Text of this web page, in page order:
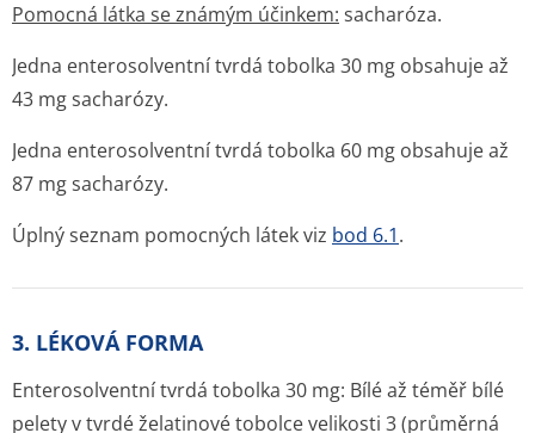
Pomocná látka se známým účinkem: sacharóza.
Jedna enterosolventní tvrdá tobolka 30 mg obsahuje až
43 mg sacharózy.
Jedna enterosolventní tvrdá tobolka 60 mg obsahuje až
87 mg sacharózy.
Úplný seznam pomocných látek viz bod 6.1.
3. LÉKOVÁ FORMA
Enterosolventní tvrdá tobolka 30 mg: Bílé až téměř bílé
pelety v tvrdé želatinové tobolce velikosti 3 (průměrná